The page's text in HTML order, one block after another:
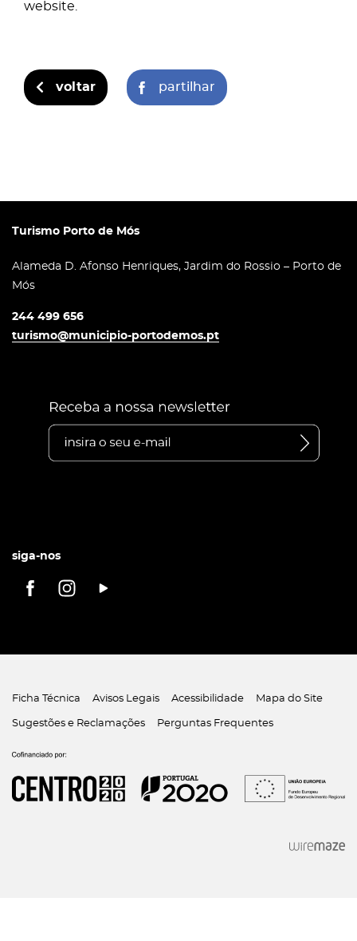
website.
voltar partilhar
Turismo Porto de Mós
Alameda D. Afonso Henriques, Jardim do Rossio – Porto de
Mós
244 499 656
turismo@municipio-portodemos.pt
siga-nos
Ficha Técnica Avisos Legais Acessibilidade Mapa do Site
Sugestões e Reclamações Perguntas Frequentes